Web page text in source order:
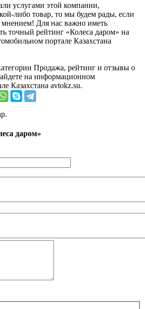
услугами этой компании,
либо товар, то мы будем рады, если
Для нас важно иметь
точный рейтинг «Колеса даром» на
портале Казахстана
Продажа, рейтинг и отзывы о
на информационном
Казахстана avtokz.su.
даром»